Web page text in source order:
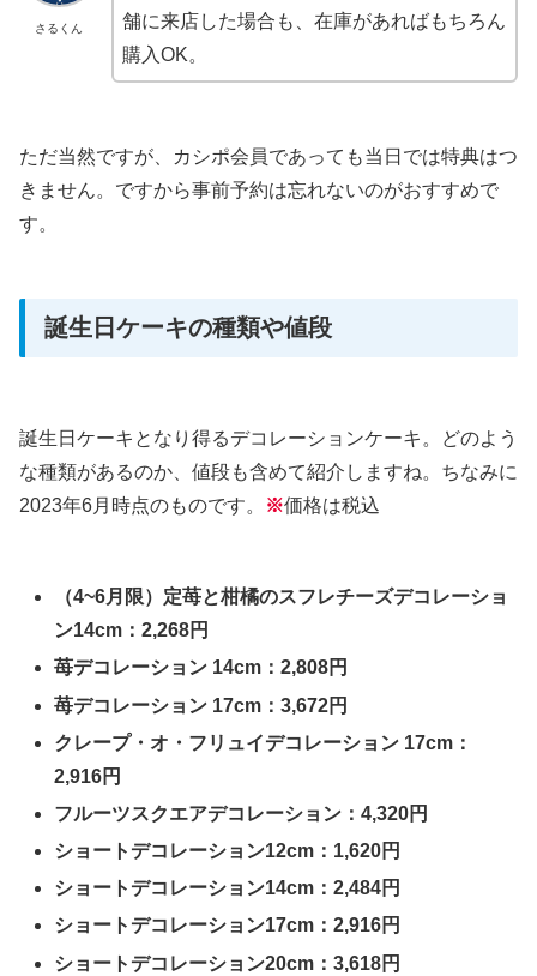
さるくん
舗に来店した場合も、在庫があればもちろん
購入OK。
ただ当然ですが、カシポ会員であっても当日では特典はつ
きません。ですから事前予約は忘れないのがおすすめで
す。
誕生日ケーキの種類や値段
誕生日ケーキとなり得るデコレーションケーキ。どのよう
な種類があるのか、値段も含めて紹介しますね。ちなみに
2023年6月時点のものです。
※価格は税込
（4~6月限）定苺と柑橘のスフレチーズデコレーショ
ン14cm：2,268円
苺デコレーション 14cm：2,808円
苺デコレーション 17cm：3,672円
クレープ・オ・フリュイデコレーション 17cm：
2,916円
フルーツスクエアデコレーション：4,320円
ショートデコレーション12cm：1,620円
ショートデコレーション14cm：2,484円
ショートデコレーション17cm：2,916円
ショートデコレーション20cm：3,618円